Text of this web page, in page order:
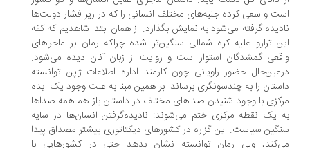
و سعی کرده جنبه‌های مختلف انسانی را که در زیر فشار دولت‌ها
گرفته می‌شود به نمایش بگذارد. از همان ابتدا شاهدیم که کفه
ترازو علیه کره شمالی سنگین‌تر شده چراکه رمان بر ماجراهای
گمشدگان استوار است و روایت از زبان آنان دیده می‌شود.
حضور راویانی چون کارمند اداره اطلاعات ژاپن توانسته
را به چندسونگری برساند. بر همین مبنا به علت وجود یک ایده
با وجود شنیدن صداهای مختلف در داستان باز هم همه صداها
یک نقطه مرکزی ختم می‌شوند: نادیده‌گرفتن انسان‌ها در سایه
سیاست. این گزاره در کشورهای دیکتاتوری بیشتر مصداق پیدا
ولی رمان توانسته نشان بدهد حتی در کشورهایی با